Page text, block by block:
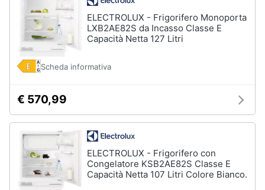
Piccoli
elettrodomestici
Termoventilatore
Termoconvettore
Caminetto
tutti
Elettrodomestici
ELECTROLUX - Frigorifero Monoporta
LXB2AE82S da Incasso Classe E
Capacità Netta 127 Litri
Scheda informativa
€ 570,99
ELECTROLUX - Frigorifero con
Congelatore KSB2AE82S Classe E
Capacità Netta 107 Litri Colore Bianco.